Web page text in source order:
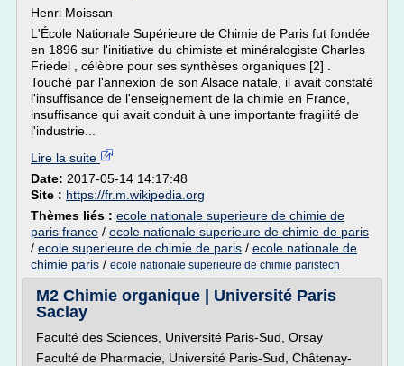
Henri Moissan
L'École Nationale Supérieure de Chimie de Paris fut fondée
en 1896 sur l'initiative du chimiste et minéralogiste Charles
Friedel , célèbre pour ses synthèses organiques [2] .
Touché par l'annexion de son Alsace natale, il avait constaté
l'insuffisance de l'enseignement de la chimie en France,
insuffisance qui avait conduit à une importante fragilité de
l'industrie...
Lire la suite
Date: 2017-05-14 14:17:48
Site : https://fr.m.wikipedia.org
Thèmes liés : ecole nationale superieure de chimie de
paris france / ecole nationale superieure de chimie de paris
/ ecole superieure de chimie de paris / ecole nationale de
chimie paris / ecole nationale superieure de chimie paristech
M2 Chimie organique | Université Paris
Saclay
Faculté des Sciences, Université Paris-Sud, Orsay
Faculté de Pharmacie, Université Paris-Sud, Châtenay-